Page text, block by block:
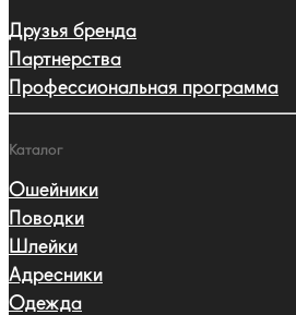
Друзья бренда
Партнерства
Профессиональная программа
Каталог
Ошейники
Поводки
Шлейки
Адресники
Одежда